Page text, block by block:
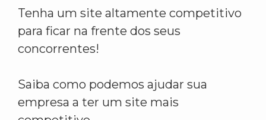
Tenha um site altamente competitivo
para ficar na frente dos seus
concorrentes!
Saiba como podemos ajudar sua
empresa a ter um site mais